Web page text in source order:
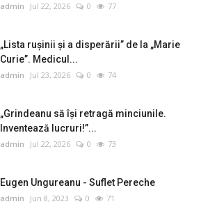
admin Jul 22, 2026 0 77
„Lista rușinii și a disperării” de la „Marie
Curie”. Medicul...
admin Jul 23, 2026 0 74
„Grindeanu să își retragă minciunile.
Inventează lucruri!”...
admin Jul 22, 2026 0 73
Eugen Ungureanu - Suflet Pereche
admin Jun 8, 2023 0 71